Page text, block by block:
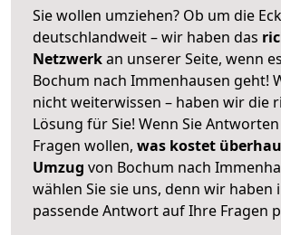
Sie wollen umziehen? Ob um die
deutschlandweit – wir haben das
Netzwerkan unserer Seite, wenn
Bochum nach Immenhausen geht!
nicht weiterwissen – haben wir die
Lösung für Sie! Wenn Sie
Fragen wollen, was kostet
Umzug von Bochum nach
wählen Sie sie uns, denn wir haben
passende Antwort auf Ihre Fragen